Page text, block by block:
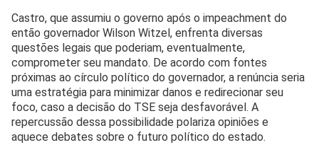
Castro, que assumiu o governo após o impeachment do
então governador Wilson Witzel, enfrenta diversas
questões legais que poderiam, eventualmente,
comprometer seu mandato. De acordo com fontes
próximas ao círculo político do governador, a renúncia seria
uma estratégia para minimizar danos e redirecionar seu
foco, caso a decisão do TSE seja desfavorável. A
repercussão dessa possibilidade polariza opiniões e
aquece debates sobre o futuro político do estado.